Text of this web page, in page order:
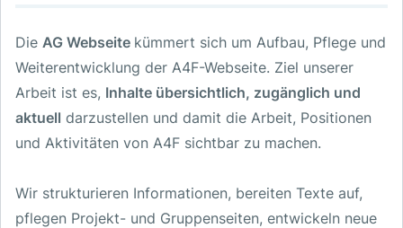
Die AG Webseite kümmert sich um Aufbau, Pflege und
Weiterentwicklung der A4F-Webseite. Ziel unserer
Arbeit ist es, Inhalte übersichtlich, zugänglich und
aktuell darzustellen und damit die Arbeit, Positionen
und Aktivitäten von A4F sichtbar zu machen.
Wir strukturieren Informationen, bereiten Texte auf,
pflegen Projekt- und Gruppenseiten, entwickeln neue